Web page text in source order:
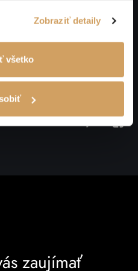
Zobraziť detaily
všetko
zaujímať